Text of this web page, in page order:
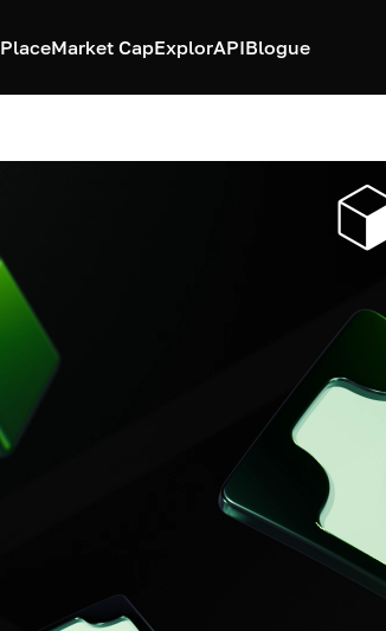
PlaceMarket CapExplorAPIBlogue